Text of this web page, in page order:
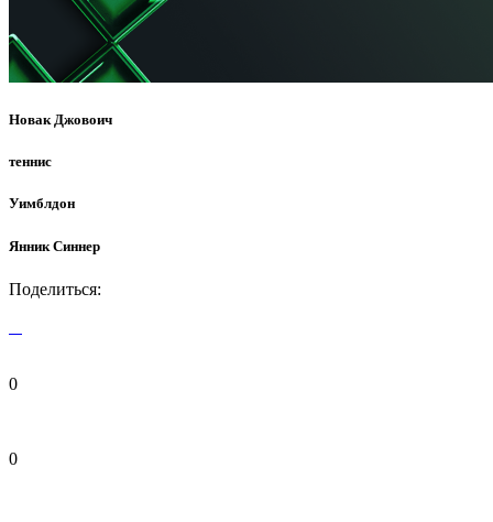
Новак Джовоич
теннис
Уимблдон
Янник Синнер
Поделиться:
0
0